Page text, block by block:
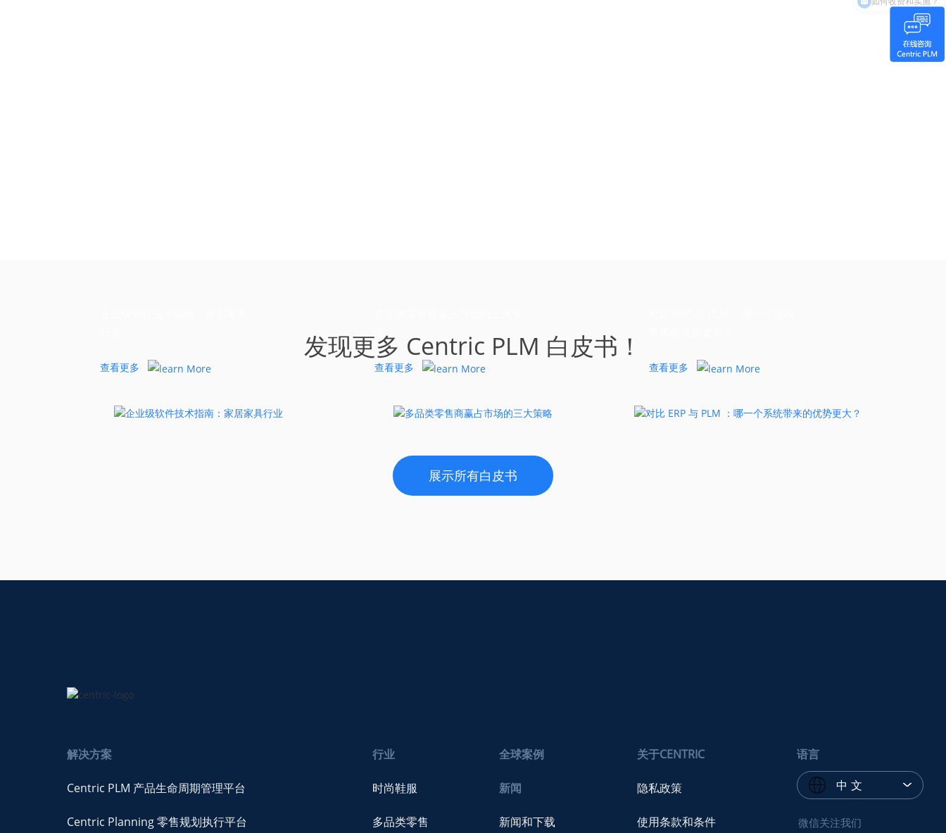
发现更多 Centric PLM 白皮书！
查看更多 查看更多 查看更多
展示所有白皮书
解决方案
Centric PLM 产品生命周期管理平台
Centric Planning 零售规划执行平台
行业
时尚鞋服
多品类零售
全球案例
新闻
新闻和下载
关于CENTRIC
隐私政策
使用条款和条件
语言
中 文
微信关注我们